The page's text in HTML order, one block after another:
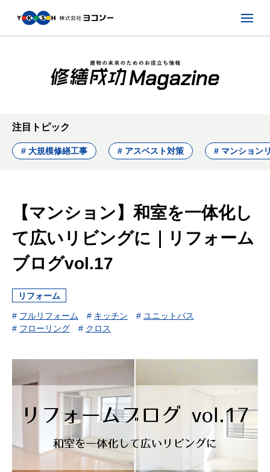
注目トピック
# 大規模修繕工事 # アスベスト対策 # マンション
【マンション】和室を一体化し
て広いリビングに｜リフォーム
ブログvol.17
リフォーム
# フルリフォーム # キッチン # ユニットバス
# フローリング # クロス